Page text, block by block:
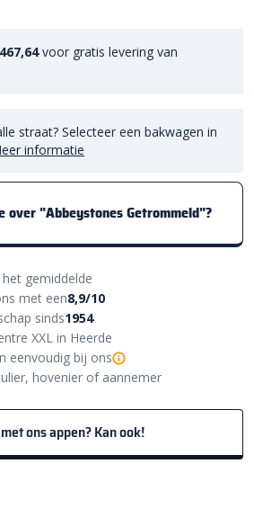
voor gratis levering van
straat? Selecteer een bakwagen in
informatie
over "Abbeystones Getrommeld"?
het gemiddelde
met een8,9/10
sinds1954
XXL in Heerde
eenvoudig bij ons
hovenier of aannemer
ons appen? Kan ook!